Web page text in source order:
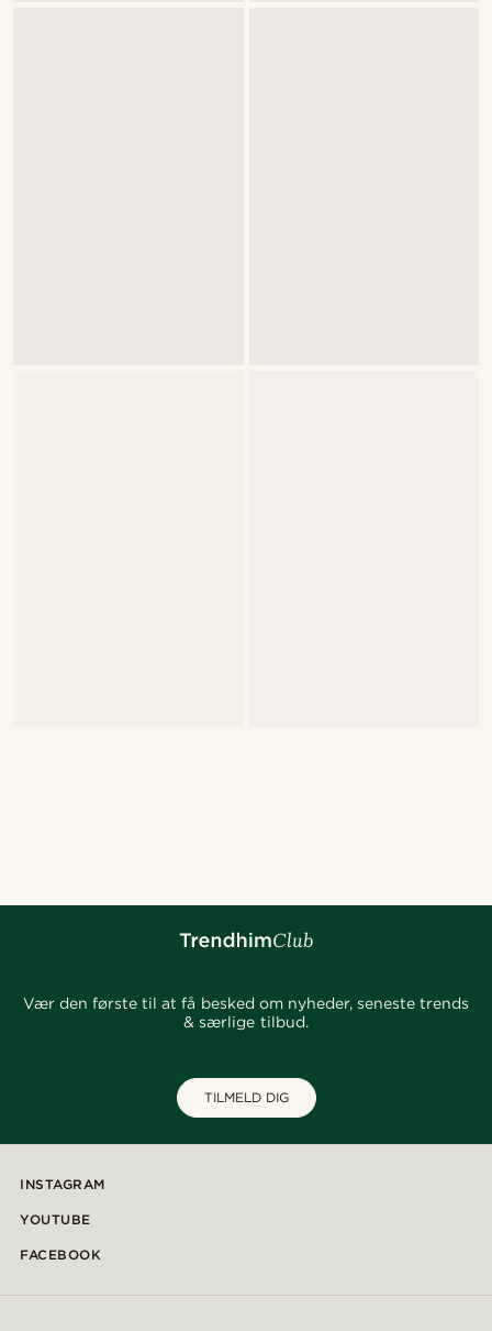
Vær den første til at få besked om nyheder, seneste trends
& særlige tilbud.
TILMELD DIG
INSTAGRAM
YOUTUBE
FACEBOOK